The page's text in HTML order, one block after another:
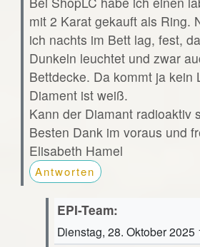
mit 2 Karat gekauft als Ring.
ich nachts im Bett lag, fest,
Dunkeln leuchtet und zwar
Bettdecke. Da kommt ja kein
Diament ist weiß.
Kann der Diamant radioaktiv
Besten Dank im voraus und
Elisabeth Hamel
Antworten
EPI-Team:
Dienstag, 28. Oktober 2025